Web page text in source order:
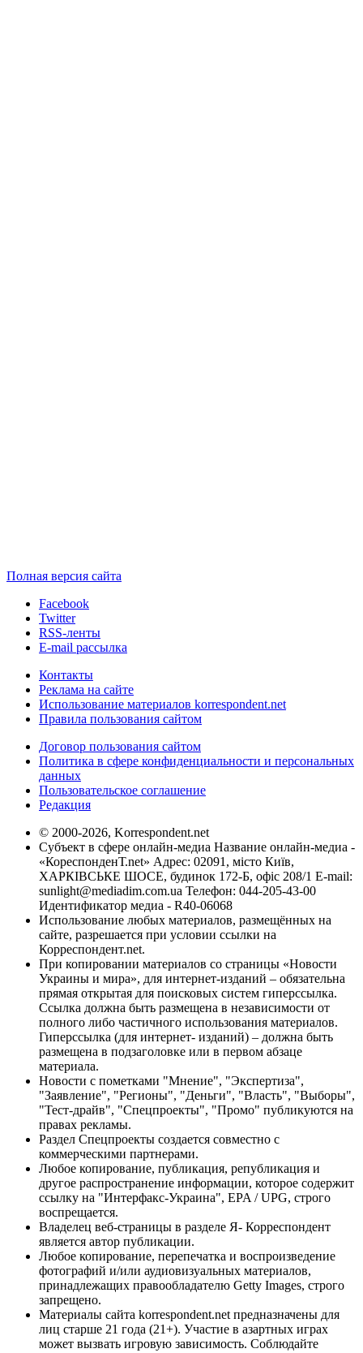
Полная версия сайта
Facebook
Twitter
RSS-ленты
E-mail рассылка
Контакты
Реклама на сайте
Использование материалов korrespondent.net
Правила пользования сайтом
Договор пользования сайтом
Политика в сфере конфиденциальности и персональных
данных
Пользовательское соглашение
Редакция
© 2000-2026, Korrespondent.net
Субъект в сфере онлайн-медиа Название онлайн-медиа -
«КореспонденТ.net» Адрес: 02091, місто Київ,
ХАРКІВСЬКЕ ШОСЕ, будинок 172-Б, офіс 208/1 E-mail:
sunlight@mediadim.com.ua Телефон: 044-205-43-00
Идентификатор медиа - R40-06068
Использование любых материалов, размещённых на
сайте, разрешается при условии ссылки на
Корреспондент.net.
При копировании материалов со страницы «Новости
Украины и мира», для интернет-изданий – обязательна
прямая открытая для поисковых систем гиперссылка.
Ссылка должна быть размещена в независимости от
полного либо частичного использования материалов.
Гиперссылка (для интернет- изданий) – должна быть
размещена в подзаголовке или в первом абзаце
материала.
Новости с пометками "Мнение", "Экспертиза",
"Заявление", "Регионы", "Деньги", "Власть", "Выборы",
"Тест-драйв", "Спецпроекты", "Промо" публикуются на
правах рекламы.
Раздел Спецпроекты создается совместно с
коммерческими партнерами.
Любое копирование, публикация, републикация и
другое распространение информации, которое содержит
ссылку на "Интерфакс-Украина", EPA / UPG, строго
воспрещается.
Владелец веб-страницы в разделе Я- Корреспондент
является автор публикации.
Любое копирование, перепечатка и воспроизведение
фотографий и/или аудиовизуальных материалов,
принадлежащих правообладателю Getty Images, строго
запрещено.
Материалы сайта korrespondent.net предназначены для
лиц старше 21 года (21+). Участие в азартных играх
может вызвать игровую зависимость. Соблюдайте